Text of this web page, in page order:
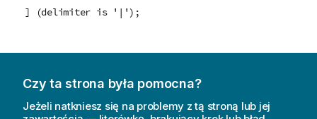
] (delimiter is '|');
Czy ta strona była pomocna?
Jeżeli natkniesz się na problemy z tą stroną lub jej